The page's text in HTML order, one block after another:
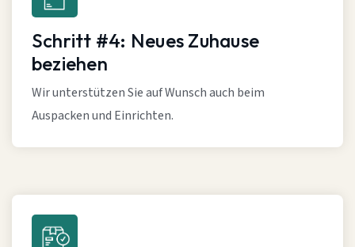
Schritt #4: Neues Zuhause
beziehen
Wir unterstützen Sie auf Wunsch auch beim
Auspacken und Einrichten.